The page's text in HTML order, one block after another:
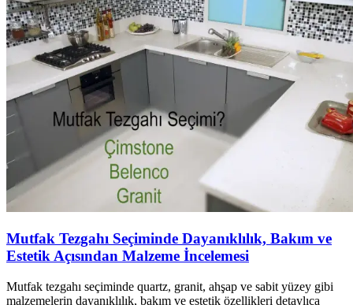
Mutfak Tezgahı Seçiminde Dayanıklılık, Bakım ve
Estetik Açısından Malzeme İncelemesi
Mutfak tezgahı seçiminde quartz, granit, ahşap ve sabit yüzey gibi
malzemelerin dayanıklılık, bakım ve estetik özellikleri detaylıca